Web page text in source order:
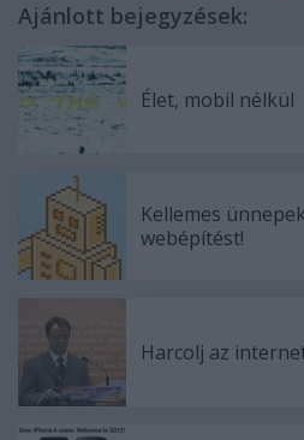
Ajánlott bejegyzések:
Élet, mobil nélkül
Kellemes
webépítést!
Harcolj az